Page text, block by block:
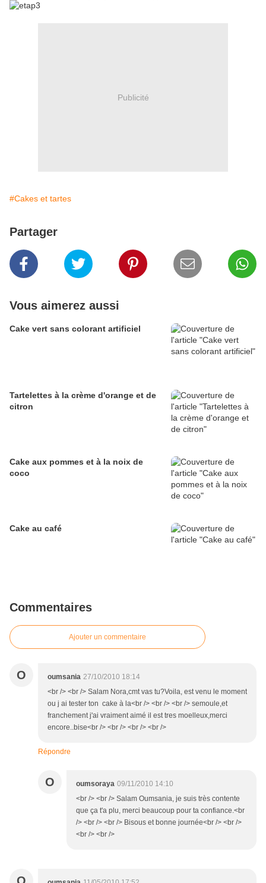
Publicité
#Cakes et tartes
Partager
Vous aimerez aussi
Cake vert sans colorant artificiel
Tartelettes à la crème d'orange et de
citron
Cake aux pommes et à la noix de
coco
Cake au café
Commentaires
Ajouter un commentaire
O oumsania 27/10/2010 18:14
<br /> <br /> Salam Nora,cmt vas tu?Voila, est venu le moment
ou j ai tester ton cake à la<br /> <br /> <br /> semoule,et
franchement j'ai vraiment aimé il est tres moelleux,merci
encore..bise<br /> <br /> <br /> <br />
Répondre
O oumsoraya 09/11/2010 14:10
<br /> <br /> Salam Oumsania, je suis très contente
que ça t'a plu, merci beaucoup pour ta confiance.<br
/> <br /> <br /> Bisous et bonne journée<br /> <br />
<br /> <br />